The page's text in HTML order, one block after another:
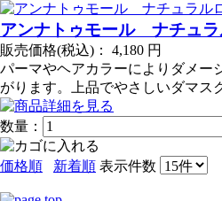
アンナトゥモール ナチュラ
販売価格(税込)： 4,180 円
パーマやヘアカラーによりダメー
がります。上品でやさしいダマス
数量：
価格順 新着順 表示件数